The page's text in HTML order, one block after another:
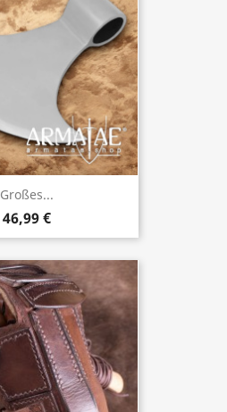
Großes...
46,99 €